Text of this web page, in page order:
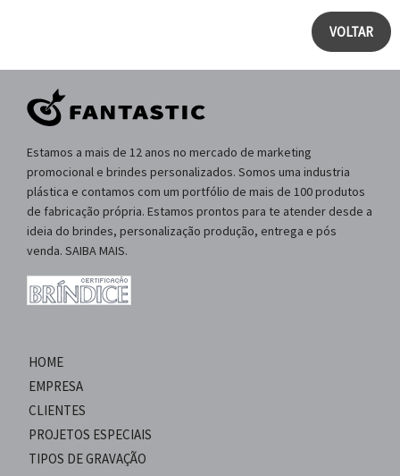
VOLTAR
Estamos a mais de 12 anos no mercado de marketing
promocional e brindes personalizados. Somos uma industria
plástica e contamos com um portfólio de mais de 100 produtos
de fabricação própria. Estamos prontos para te atender desde a
ideia do brindes, personalização produção, entrega e pós
venda. SAIBA MAIS.
HOME
EMPRESA
CLIENTES
PROJETOS ESPECIAIS
TIPOS DE GRAVAÇÃO